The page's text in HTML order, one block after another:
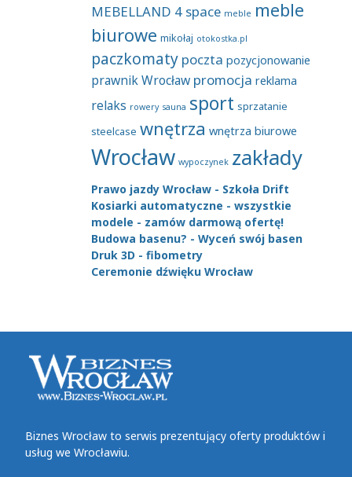
MEBELLAND 4 space meble meble
biurowe mikołaj otokostka.pl
paczkomaty poczta pozycjonowanie
prawnik Wrocław promocja reklama
relaks rowery sauna sport sprzatanie
steelcase wnętrza wnętrza biurowe
Wrocław wypoczynek zakłady
Prawo jazdy Wrocław - Szkoła Drift
Kosiarki automatyczne - wszystkie
modele - zamów darmową ofertę!
Budowa basenu? - Wyceń swój basen
Druk 3D - fibometry
Ceremonie dźwięku Wrocław
Biznes Wrocław to serwis prezentujący oferty produktów i
usług we Wrocławiu.